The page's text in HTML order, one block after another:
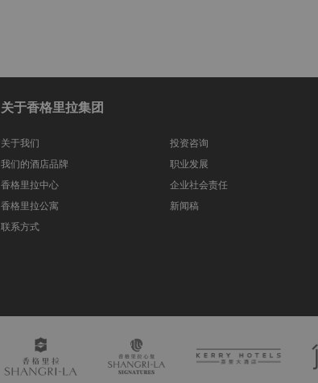
关于香格里拉集团
关于我们
我们的酒店品牌
香格里拉中心
香格里拉公寓
联系方式
投资咨询
职业发展
企业社会责任
新闻稿